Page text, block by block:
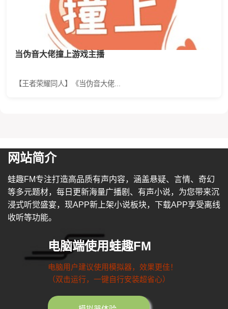
当伪音大佬撞上游戏主播
【王者荣耀同人】《当伪音大佬...
网站简介
蛙趣FM专注打造高品质有声内容，涵盖悬疑、言情、奇幻
等多元题材，每日更新海量广播剧、有声小说，为您带来沉
浸式听觉盛宴，现APP新上架小说板块，下载APP享受离线
收听等功能。
电脑端使用蛙趣FM
电脑用户建议使用模拟器，效果更佳！
（双击运行，一键自行安装超省心）